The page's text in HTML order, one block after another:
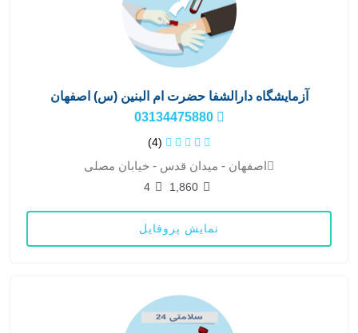
آزمایشگاه دارالشفا حضرت ام البنین (س) اصفهان
03134475880
(4)
اصفهان - میدان قدس - خیابان مصلی
1,860
4
نمایش پروفایل